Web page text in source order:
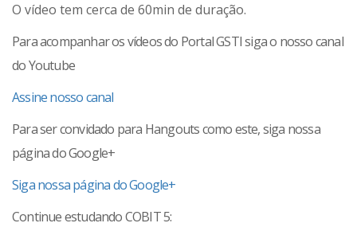
O vídeo tem cerca de 60min de duração.
Para acompanhar os vídeos do Portal GSTI siga o nosso canal
do Youtube
Assine nosso canal
Para ser convidado para Hangouts como este, siga nossa
página do Google+
Siga nossa página do Google+
Continue estudando COBIT 5: